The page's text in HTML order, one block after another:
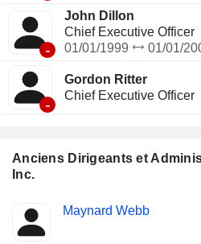
Anciens Dirigeants et
Inc.
Insider
Fonctions
occupées
Maynard Webb
-
John Dillon
Chief Executive Officer
01/01/1999
01/01/
-
Gordon Ritter
Chief Executive Officer